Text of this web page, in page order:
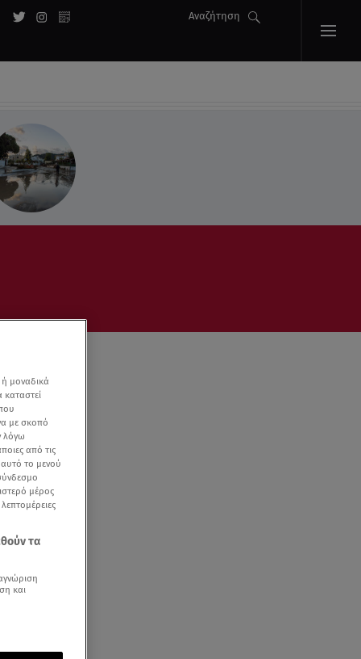
Αναζήτηση
μοναδικά
με σκοπό
λόγω
από τις
αυτό το μενού
μέρος
τα
και